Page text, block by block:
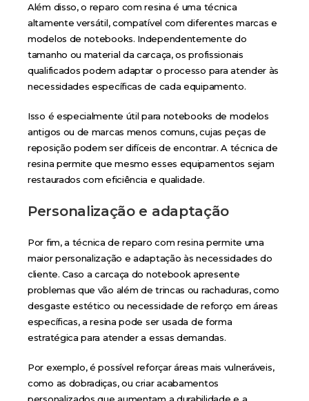
Além disso, o reparo com resina é uma técnica
altamente versátil, compatível com diferentes marcas e
modelos de notebooks. Independentemente do
tamanho ou material da carcaça, os profissionais
qualificados podem adaptar o processo para atender às
necessidades específicas de cada equipamento.
Isso é especialmente útil para notebooks de modelos
antigos ou de marcas menos comuns, cujas peças de
reposição podem ser difíceis de encontrar. A técnica de
resina permite que mesmo esses equipamentos sejam
restaurados com eficiência e qualidade.
Personalização e adaptação
Por fim, a técnica de reparo com resina permite uma
maior personalização e adaptação às necessidades do
cliente. Caso a carcaça do notebook apresente
problemas que vão além de trincas ou rachaduras, como
desgaste estético ou necessidade de reforço em áreas
específicas, a resina pode ser usada de forma
estratégica para atender a essas demandas.
Por exemplo, é possível reforçar áreas mais vulneráveis,
como as dobradiças, ou criar acabamentos
personalizados que aumentam a durabilidade e a